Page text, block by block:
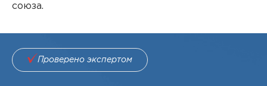
союза.
Проверено экспертом